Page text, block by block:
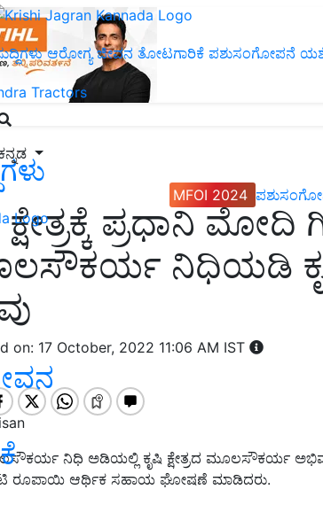
ಆರೋಗ್ಯ ಜೀವನ ತೋಟಗಾರಿಕೆ ಪಶುಸಂಗೋಪನೆ
MFOI 2024
ಕ್ಷೇತ್ರಕ್ಕೆ ಪ್ರಧಾನಿ ಮೋದಿ
ನಿಧಿಯಡಿ
on: 17 October, 2022 11:06 AM IST
ನಿಧಿ ಅಡಿಯಲ್ಲಿ ಕೃಷಿ ಕ್ಷೇತ್ರದ ಮೂಲಸೌಕರ್ಯ
ರೂಪಾಯಿ ಆರ್ಥಿಕ ಸಹಾಯ ಘೋಷಣೆ ಮಾಡಿದರು.